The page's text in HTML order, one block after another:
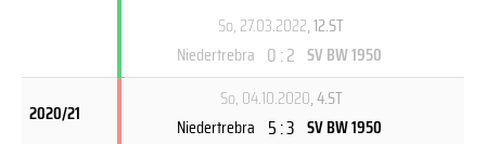
So, 27.03.2022, 12.ST
Niedertrebra 0 : 2 SV BW 1950
2020/21
So, 04.10.2020, 4.ST
Niedertrebra 5 : 3 SV BW 1950